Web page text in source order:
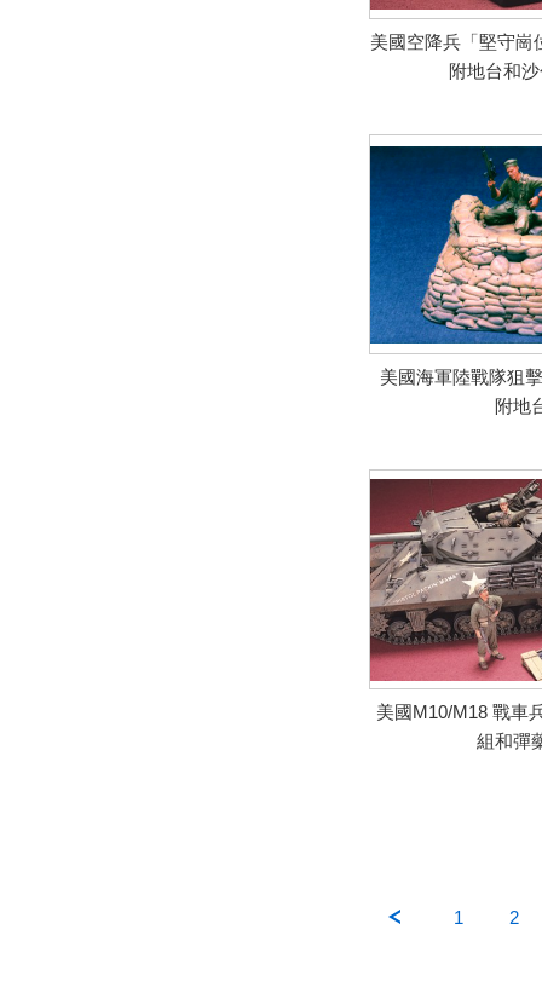
美國空降兵「堅守崗
附地台和
美國海軍陸戰隊狙
附地
美國M10/M18 戰車
組和彈
1 2